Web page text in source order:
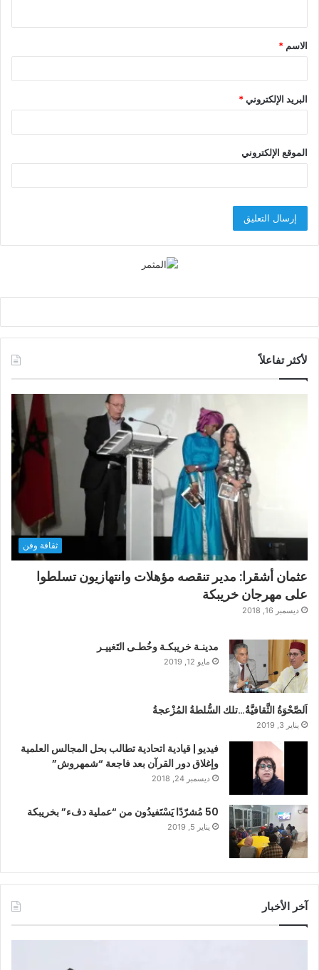
ق
*
الاسم *
البريد الإلكتروني*
الموقع الإلكتروني
لأكثر تفاعلاً
ثقافة وفن
عثمان أشقرا: مدير تنقصه مؤهلات وانتهازيون تسلطوا
على مهرجان خريبكة
ديسمبر 16, 2018
مدينـة خريبكـة وخُطـى التَغييـر
مايو 12, 2019
اَلصَّحْوَةُ الثَّقافيَّةُ…تلك السُّلطةُ المُزْعجةُ
يناير 3, 2019
فيديو | قيادية اتحادية تطالب بحل المجالس العلمية
وإغلاق دور القرآن بعد فاجعة “شمهروش”
ديسمبر 24, 2018
50 مُشرّدًا يَسْتَفيدُون من “عملية دفء” بخريبكة
يناير 5, 2019
آخر الأخبار